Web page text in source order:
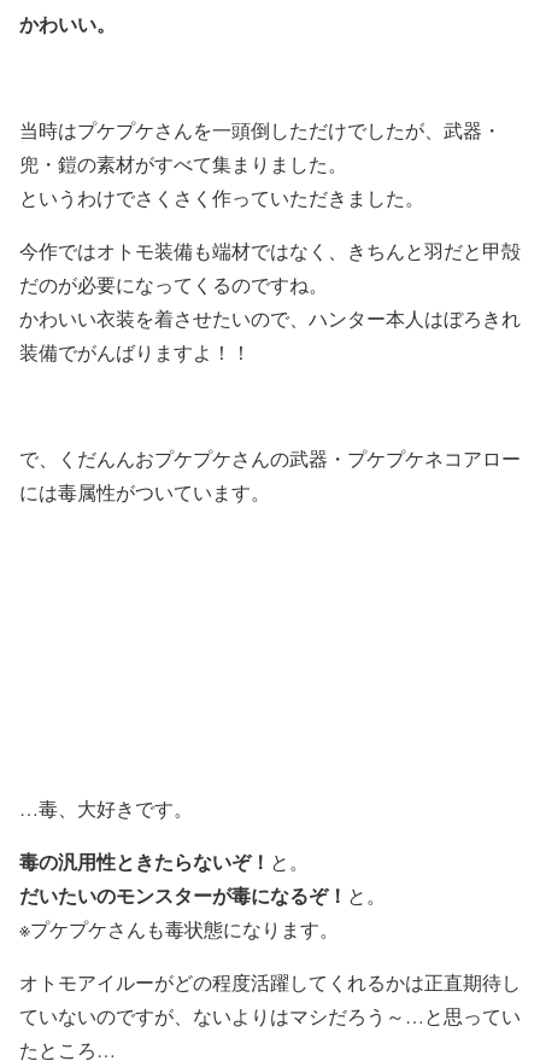
かわいい。
当時はプケプケさんを一頭倒しただけでしたが、武器・
兜・鎧の素材がすべて集まりました。
というわけでさくさく作っていただきました。
今作ではオトモ装備も端材ではなく、きちんと羽だと甲殻
だのが必要になってくるのですね。
かわいい衣装を着させたいので、ハンター本人はぼろきれ
装備でがんばりますよ！！
で、くだんんおプケプケさんの武器・プケプケネコアロー
には毒属性がついています。
…毒、大好きです。
毒の汎用性ときたらないぞ！ と。
だいたいのモンスターが毒になるぞ！ と。
※プケプケさんも毒状態になります。
オトモアイルーがどの程度活躍してくれるかは正直期待し
ていないのですが、ないよりはマシだろう～…と思ってい
たところ…